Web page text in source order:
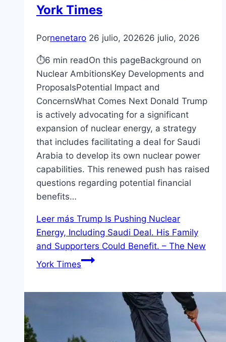
York Times
Pornenetaro 26 julio, 202626 julio, 2026
⏱6 min readOn this pageBackground on
Nuclear AmbitionsKey Developments and
ProposalsPotential Impact and
ConcernsWhat Comes Next Donald Trump
is actively advocating for a significant
expansion of nuclear energy, a strategy
that includes facilitating a deal for Saudi
Arabia to develop its own nuclear power
capabilities. This renewed push has raised
questions regarding potential financial
benefits…
Leer más Trump Is Pushing Nuclear
Energy, Including Saudi Deal. His Family
and Supporters Could Benefit. – The New
York Times